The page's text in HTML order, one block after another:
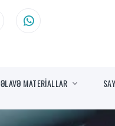
ƏLAVƏ MATERİALLAR